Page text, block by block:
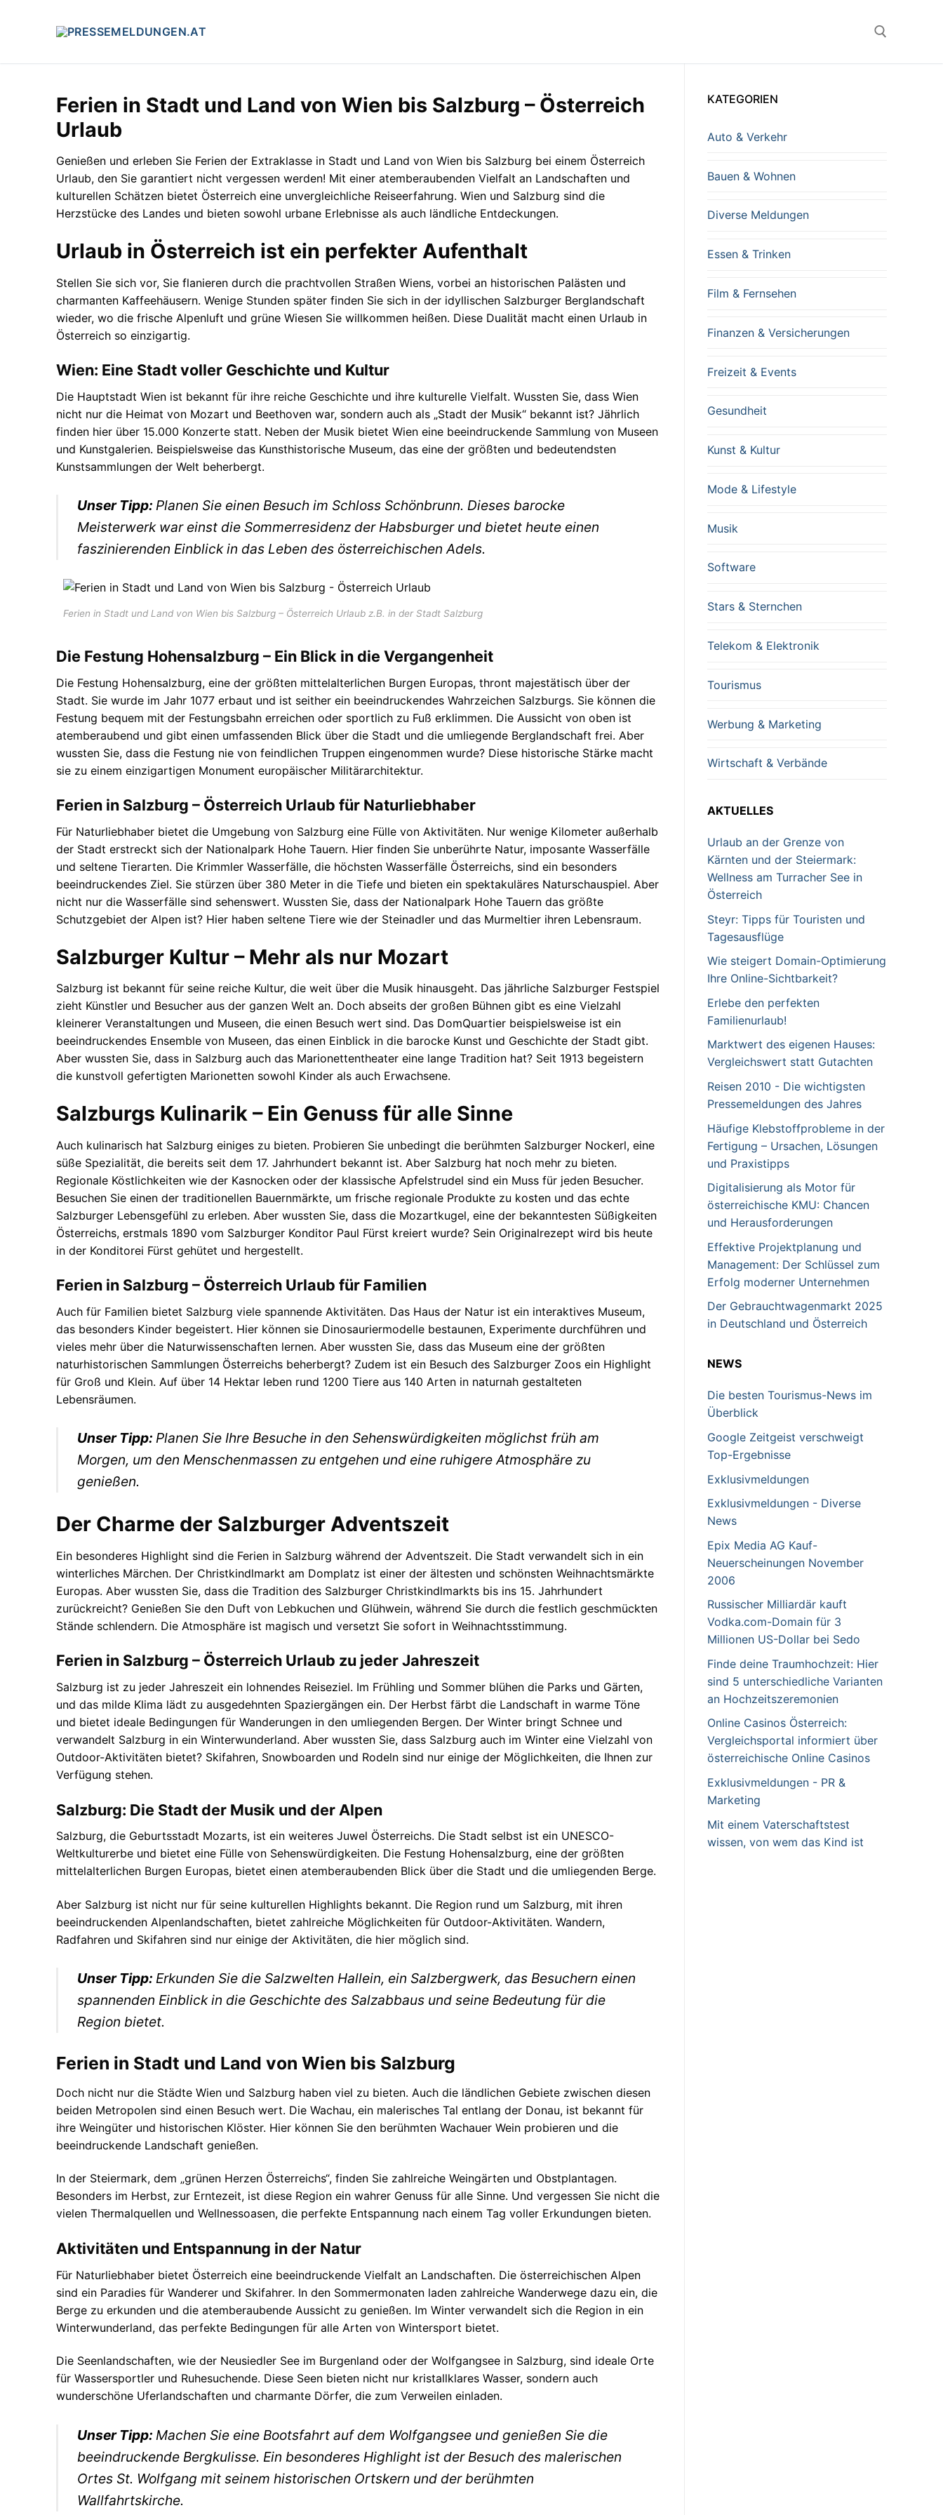
Ferien in Stadt und Land von Wien bis Salzburg – Österreich
Urlaub
Genießen und erleben Sie Ferien der Extraklasse in Stadt und Land von Wien bis Salzburg bei einem Österreich
Urlaub, den Sie garantiert nicht vergessen werden! Mit einer atemberaubenden Vielfalt an Landschaften und
kulturellen Schätzen bietet Österreich eine unvergleichliche Reiseerfahrung. Wien und Salzburg sind die
Herzstücke des Landes und bieten sowohl urbane Erlebnisse als auch ländliche Entdeckungen.
Urlaub in Österreich ist ein perfekter Aufenthalt
Stellen Sie sich vor, Sie flanieren durch die prachtvollen Straßen Wiens, vorbei an historischen Palästen und
charmanten Kaffeehäusern. Wenige Stunden später finden Sie sich in der idyllischen Salzburger Berglandschaft
wieder, wo die frische Alpenluft und grüne Wiesen Sie willkommen heißen. Diese Dualität macht einen Urlaub in
Österreich so einzigartig.
Wien: Eine Stadt voller Geschichte und Kultur
Die Hauptstadt Wien ist bekannt für ihre reiche Geschichte und ihre kulturelle Vielfalt. Wussten Sie, dass Wien
nicht nur die Heimat von Mozart und Beethoven war, sondern auch als „Stadt der Musik“ bekannt ist? Jährlich
finden hier über 15.000 Konzerte statt. Neben der Musik bietet Wien eine beeindruckende Sammlung von Museen
und Kunstgalerien. Beispielsweise das Kunsthistorische Museum, das eine der größten und bedeutendsten
Kunstsammlungen der Welt beherbergt.
Unser Tipp:Planen Sie einen Besuch im Schloss Schönbrunn. Dieses barocke
Meisterwerk war einst die Sommerresidenz der Habsburger und bietet heute einen
faszinierenden Einblick in das Leben des österreichischen Adels.
Ferien in Stadt und Land von Wien bis Salzburg – Österreich Urlaub z.B. in der Stadt Salzburg
Die Festung Hohensalzburg – Ein Blick in die Vergangenheit
Die Festung Hohensalzburg, eine der größten mittelalterlichen Burgen Europas, thront majestätisch über der
Stadt. Sie wurde im Jahr 1077 erbaut und ist seither ein beeindruckendes Wahrzeichen Salzburgs. Sie können die
Festung bequem mit der Festungsbahn erreichen oder sportlich zu Fuß erklimmen. Die Aussicht von oben ist
atemberaubend und gibt einen umfassenden Blick über die Stadt und die umliegende Berglandschaft frei. Aber
wussten Sie, dass die Festung nie von feindlichen Truppen eingenommen wurde? Diese historische Stärke macht
sie zu einem einzigartigen Monument europäischer Militärarchitektur.
Ferien in Salzburg – Österreich Urlaub für Naturliebhaber
Für Naturliebhaber bietet die Umgebung von Salzburg eine Fülle von Aktivitäten. Nur wenige Kilometer außerhalb
der Stadt erstreckt sich der Nationalpark Hohe Tauern. Hier finden Sie unberührte Natur, imposante Wasserfälle
und seltene Tierarten. Die Krimmler Wasserfälle, die höchsten Wasserfälle Österreichs, sind ein besonders
beeindruckendes Ziel. Sie stürzen über 380 Meter in die Tiefe und bieten ein spektakuläres Naturschauspiel. Aber
nicht nur die Wasserfälle sind sehenswert. Wussten Sie, dass der Nationalpark Hohe Tauern das größte
Schutzgebiet der Alpen ist? Hier haben seltene Tiere wie der Steinadler und das Murmeltier ihren Lebensraum.
Salzburger Kultur – Mehr als nur Mozart
Salzburg ist bekannt für seine reiche Kultur, die weit über die Musik hinausgeht. Das jährliche Salzburger Festspiel
zieht Künstler und Besucher aus der ganzen Welt an. Doch abseits der großen Bühnen gibt es eine Vielzahl
kleinerer Veranstaltungen und Museen, die einen Besuch wert sind. Das DomQuartier beispielsweise ist ein
beeindruckendes Ensemble von Museen, das einen Einblick in die barocke Kunst und Geschichte der Stadt gibt.
Aber wussten Sie, dass in Salzburg auch das Marionettentheater eine lange Tradition hat? Seit 1913 begeistern
die kunstvoll gefertigten Marionetten sowohl Kinder als auch Erwachsene.
Salzburgs Kulinarik – Ein Genuss für alle Sinne
Auch kulinarisch hat Salzburg einiges zu bieten. Probieren Sie unbedingt die berühmten Salzburger Nockerl, eine
süße Spezialität, die bereits seit dem 17. Jahrhundert bekannt ist. Aber Salzburg hat noch mehr zu bieten.
Regionale Köstlichkeiten wie der Kasnocken oder der klassische Apfelstrudel sind ein Muss für jeden Besucher.
Besuchen Sie einen der traditionellen Bauernmärkte, um frische regionale Produkte zu kosten und das echte
Salzburger Lebensgefühl zu erleben. Aber wussten Sie, dass die Mozartkugel, eine der bekanntesten Süßigkeiten
Österreichs, erstmals 1890 vom Salzburger Konditor Paul Fürst kreiert wurde? Sein Originalrezept wird bis heute
in der Konditorei Fürst gehütet und hergestellt.
Ferien in Salzburg – Österreich Urlaub für Familien
Auch für Familien bietet Salzburg viele spannende Aktivitäten. Das Haus der Natur ist ein interaktives Museum,
das besonders Kinder begeistert. Hier können sie Dinosauriermodelle bestaunen, Experimente durchführen und
vieles mehr über die Naturwissenschaften lernen. Aber wussten Sie, dass das Museum eine der größten
naturhistorischen Sammlungen Österreichs beherbergt? Zudem ist ein Besuch des Salzburger Zoos ein Highlight
für Groß und Klein. Auf über 14 Hektar leben rund 1200 Tiere aus 140 Arten in naturnah gestalteten
Lebensräumen.
Unser Tipp:Planen Sie Ihre Besuche in den Sehenswürdigkeiten möglichst früh am
Morgen, um den Menschenmassen zu entgehen und eine ruhigere Atmosphäre zu
genießen.
Der Charme der Salzburger Adventszeit
Ein besonderes Highlight sind die Ferien in Salzburg während der Adventszeit. Die Stadt verwandelt sich in ein
winterliches Märchen. Der Christkindlmarkt am Domplatz ist einer der ältesten und schönsten Weihnachtsmärkte
Europas. Aber wussten Sie, dass die Tradition des Salzburger Christkindlmarkts bis ins 15. Jahrhundert
zurückreicht? Genießen Sie den Duft von Lebkuchen und Glühwein, während Sie durch die festlich geschmückten
Stände schlendern. Die Atmosphäre ist magisch und versetzt Sie sofort in Weihnachtsstimmung.
Ferien in Salzburg – Österreich Urlaub zu jeder Jahreszeit
Salzburg ist zu jeder Jahreszeit ein lohnendes Reiseziel. Im Frühling und Sommer blühen die Parks und Gärten,
und das milde Klima lädt zu ausgedehnten Spaziergängen ein. Der Herbst färbt die Landschaft in warme Töne
und bietet ideale Bedingungen für Wanderungen in den umliegenden Bergen. Der Winter bringt Schnee und
verwandelt Salzburg in ein Winterwunderland. Aber wussten Sie, dass Salzburg auch im Winter eine Vielzahl von
Outdoor-Aktivitäten bietet? Skifahren, Snowboarden und Rodeln sind nur einige der Möglichkeiten, die Ihnen zur
Verfügung stehen.
Salzburg: Die Stadt der Musik und der Alpen
Salzburg, die Geburtsstadt Mozarts, ist ein weiteres Juwel Österreichs. Die Stadt selbst ist ein UNESCO-
Weltkulturerbe und bietet eine Fülle von Sehenswürdigkeiten. Die Festung Hohensalzburg, eine der größten
mittelalterlichen Burgen Europas, bietet einen atemberaubenden Blick über die Stadt und die umliegenden Berge.
Aber Salzburg ist nicht nur für seine kulturellen Highlights bekannt. Die Region rund um Salzburg, mit ihren
beeindruckenden Alpenlandschaften, bietet zahlreiche Möglichkeiten für Outdoor-Aktivitäten. Wandern,
Radfahren und Skifahren sind nur einige der Aktivitäten, die hier möglich sind.
Unser Tipp:Erkunden Sie die Salzwelten Hallein, ein Salzbergwerk, das Besuchern einen
spannenden Einblick in die Geschichte des Salzabbaus und seine Bedeutung für die
Region bietet.
Ferien in Stadt und Land von Wien bis Salzburg
Doch nicht nur die Städte Wien und Salzburg haben viel zu bieten. Auch die ländlichen Gebiete zwischen diesen
beiden Metropolen sind einen Besuch wert. Die Wachau, ein malerisches Tal entlang der Donau, ist bekannt für
ihre Weingüter und historischen Klöster. Hier können Sie den berühmten Wachauer Wein probieren und die
beeindruckende Landschaft genießen.
In der Steiermark, dem „grünen Herzen Österreichs“, finden Sie zahlreiche Weingärten und Obstplantagen.
Besonders im Herbst, zur Erntezeit, ist diese Region ein wahrer Genuss für alle Sinne. Und vergessen Sie nicht die
vielen Thermalquellen und Wellnessoasen, die perfekte Entspannung nach einem Tag voller Erkundungen bieten.
Aktivitäten und Entspannung in der Natur
Für Naturliebhaber bietet Österreich eine beeindruckende Vielfalt an Landschaften. Die österreichischen Alpen
sind ein Paradies für Wanderer und Skifahrer. In den Sommermonaten laden zahlreiche Wanderwege dazu ein, die
Berge zu erkunden und die atemberaubende Aussicht zu genießen. Im Winter verwandelt sich die Region in ein
Winterwunderland, das perfekte Bedingungen für alle Arten von Wintersport bietet.
Die Seenlandschaften, wie der Neusiedler See im Burgenland oder der Wolfgangsee in Salzburg, sind ideale Orte
für Wassersportler und Ruhesuchende. Diese Seen bieten nicht nur kristallklares Wasser, sondern auch
wunderschöne Uferlandschaften und charmante Dörfer, die zum Verweilen einladen.
Unser Tipp: Machen Sie eine Bootsfahrt auf dem Wolfgangsee und genießen Sie die
beeindruckende Bergkulisse. Ein besonderes Highlight ist der Besuch des malerischen
Ortes St. Wolfgang mit seinem historischen Ortskern und der berühmten
Wallfahrtskirche.
KATEGORIEN
Auto & Verkehr
Bauen & Wohnen
Diverse Meldungen
Essen & Trinken
Film & Fernsehen
Finanzen & Versicherungen
Freizeit & Events
Gesundheit
Kunst & Kultur
Mode & Lifestyle
Musik
Software
Stars & Sternchen
Telekom & Elektronik
Tourismus
Werbung & Marketing
Wirtschaft & Verbände
AKTUELLES
Urlaub an der Grenze von
Kärnten und der Steiermark:
Wellness am Turracher See in
Österreich
Steyr: Tipps für Touristen und
Tagesausflüge
Wie steigert Domain-Optimierung
Ihre Online-Sichtbarkeit?
Erlebe den perfekten
Familienurlaub!
Marktwert des eigenen Hauses:
Vergleichswert statt Gutachten
Reisen 2010 - Die wichtigsten
Pressemeldungen des Jahres
Häufige Klebstoffprobleme in der
Fertigung – Ursachen, Lösungen
und Praxistipps
Digitalisierung als Motor für
österreichische KMU: Chancen
und Herausforderungen
Effektive Projektplanung und
Management: Der Schlüssel zum
Erfolg moderner Unternehmen
Der Gebrauchtwagenmarkt 2025
in Deutschland und Österreich
NEWS
Die besten Tourismus-News im
Überblick
Google Zeitgeist verschweigt
Top-Ergebnisse
Exklusivmeldungen
Exklusivmeldungen - Diverse
News
Epix Media AG Kauf-
Neuerscheinungen November
2006
Russischer Milliardär kauft
Vodka.com-Domain für 3
Millionen US-Dollar bei Sedo
Finde deine Traumhochzeit: Hier
sind 5 unterschiedliche Varianten
an Hochzeitszeremonien
Online Casinos Österreich:
Vergleichsportal informiert über
österreichische Online Casinos
Exklusivmeldungen - PR &
Marketing
Mit einem Vaterschaftstest
wissen, von wem das Kind ist